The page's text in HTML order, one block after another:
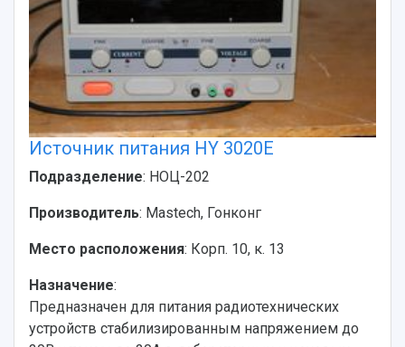
Источник питания HY 3020Е
Подразделение: НОЦ-202
Производитель: Mastech, Гонконг
Место расположения: Корп. 10, к. 13
Назначение:
Предназначен для питания радиотехнических
устройств стабилизированным напряжением до